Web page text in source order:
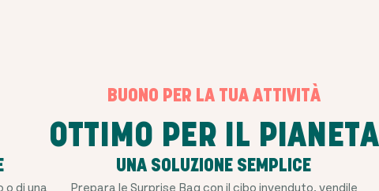
BUONO PER LA TUA ATTIVITÀ
OTTIMO PER IL PIANETA
o di una
UNA SOLUZIONE SEMPLICE
Prepara le Surprise Bag con il ​​cibo invenduto, vendile